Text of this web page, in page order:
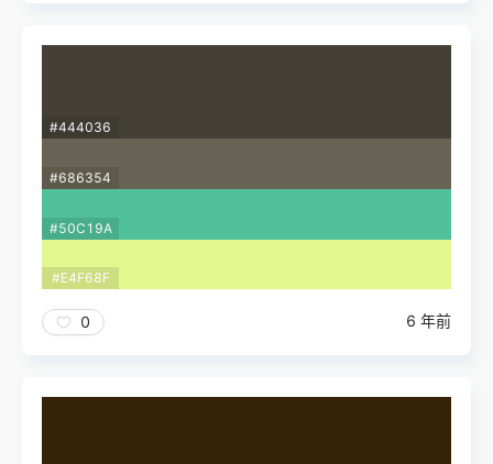
#444036
#686354
#50C19A
#E4F68F
0 6 年前